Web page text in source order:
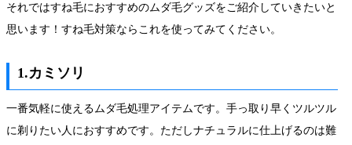
それではすね毛におすすめのムダ毛グッズをご紹介していきたいと
思います！すね毛対策ならこれを使ってみてください。
1.カミソリ
一番気軽に使えるムダ毛処理アイテムです。手っ取り早くツルツル
に剃りたい人におすすめです。ただしナチュラルに仕上げるのは難